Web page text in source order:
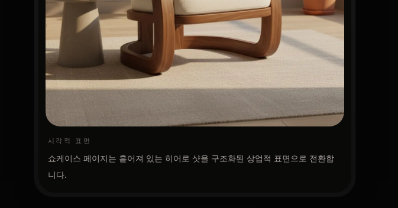
시각적 표면
쇼케이스 페이지는 흩어져 있는 히어로 샷을 구조화된 상업적 표면으로 전환합
니다.